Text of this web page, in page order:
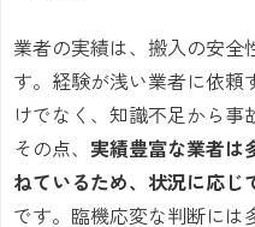
業者の実績は、搬入の安全
す。経験が浅い業者に依頼
けでなく、知識不足から事
その点、 実績豊富な業者は
ねているため、状況に応じ
です。臨機応変な判断には